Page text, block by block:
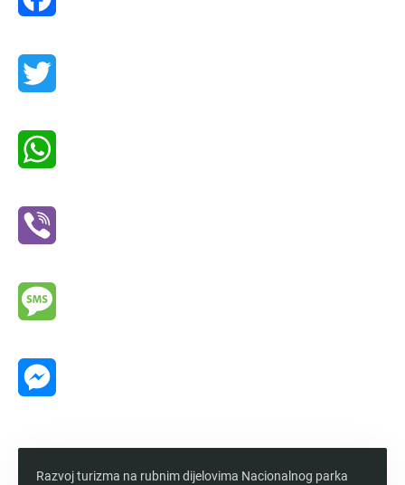
Razvoj turizma na rubnim dijelovima Nacionalnog parka